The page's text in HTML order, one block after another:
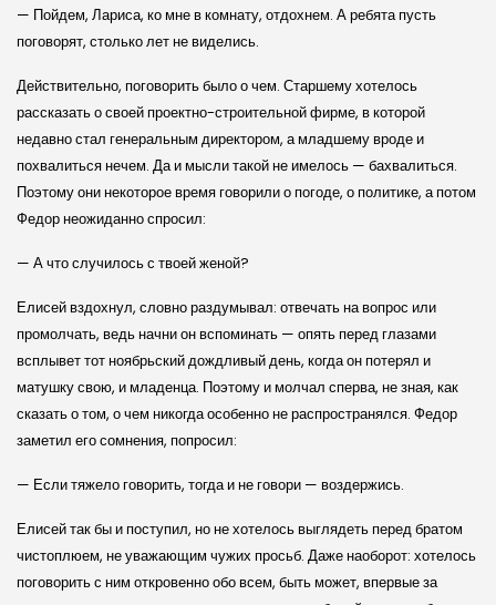
— Пойдем, Лариса, ко мне в комнату, отдохнем. А ребята пусть
поговорят, столько лет не виделись.
Действительно, поговорить было о чем. Старшему хотелось
рассказать о своей проектно-строительной фирме, в которой
недавно стал генеральным директором, а младшему вроде и
похвалиться нечем. Да и мысли такой не имелось — бахвалиться.
Поэтому они некоторое время говорили о погоде, о политике, а потом
Федор неожиданно спросил:
— А что случилось с твоей женой?
Елисей вздохнул, словно раздумывал: отвечать на вопрос или
промолчать, ведь начни он вспоминать — опять перед глазами
всплывет тот ноябрьский дождливый день, когда он потерял и
матушку свою, и младенца. Поэтому и молчал сперва, не зная, как
сказать о том, о чем никогда особенно не распространялся. Федор
заметил его сомнения, попросил:
— Если тяжело говорить, тогда и не говори — воздержись.
Елисей так бы и поступил, но не хотелось выглядеть перед братом
чистоплюем, не уважающим чужих просьб. Даже наоборот: хотелось
поговорить с ним откровенно обо всем, быть может, впервые за